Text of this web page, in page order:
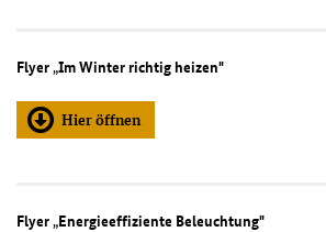
Flyer„Im Winter richtig heizen"
Hier öffnen
Flyer„Energieeffiziente Beleuchtung"